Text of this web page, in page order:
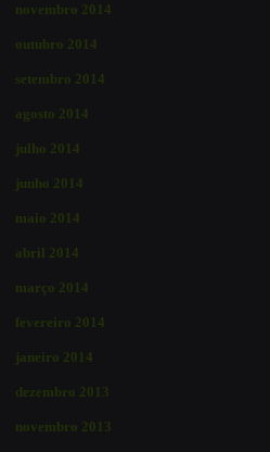
novembro 2014
outubro 2014
setembro 2014
agosto 2014
julho 2014
junho 2014
maio 2014
abril 2014
março 2014
fevereiro 2014
janeiro 2014
dezembro 2013
novembro 2013